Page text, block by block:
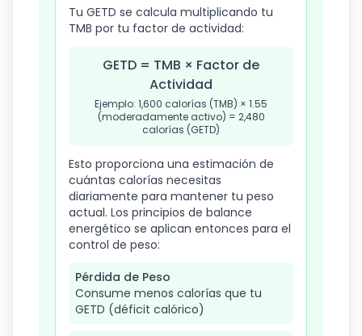
Tu GETD se calcula multiplicando tu
TMB por tu factor de actividad:
GETD = TMB × Factor de
Actividad
Ejemplo: 1,600 calorías (TMB) × 1.55
(moderadamente activo) = 2,480
calorías (GETD)
Esto proporciona una estimación de
cuántas calorías necesitas
diariamente para mantener tu peso
actual. Los principios de balance
energético se aplican entonces para el
control de peso:
Pérdida de Peso
Consume menos calorías que tu
GETD (déficit calórico)